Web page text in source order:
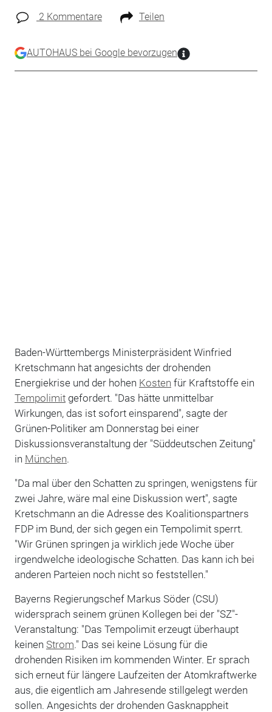
2 Kommentare Teilen
AUTOHAUS bei Google bevorzugen
Baden-Württembergs Ministerpräsident Winfried
Kretschmann hat angesichts der drohenden
Energiekrise und der hohen Kosten für Kraftstoffe ein
Tempolimitgefordert. "Das hätte unmittelbar
Wirkungen, das ist sofort einsparend", sagte der
Grünen-Politiker am Donnerstag bei einer
Diskussionsveranstaltung der "Süddeutschen Zeitung"
in München.
"Da mal über den Schatten zu springen, wenigstens für
zwei Jahre, wäre mal eine Diskussion wert", sagte
Kretschmann an die Adresse des Koalitionspartners
FDP im Bund, der sich gegen ein Tempolimit sperrt.
"Wir Grünen springen ja wirklich jede Woche über
irgendwelche ideologische Schatten. Das kann ich bei
anderen Parteien noch nicht so feststellen."
Bayerns Regierungschef Markus Söder (CSU)
widersprach seinem grünen Kollegen bei der "SZ"-
Veranstaltung: "Das Tempolimit erzeugt überhaupt
keinen Strom." Das sei keine Lösung für die
drohenden Risiken im kommenden Winter. Er sprach
sich erneut für längere Laufzeiten der Atomkraftwerke
aus, die eigentlich am Jahresende stillgelegt werden
sollen. Angesichts der drohenden Gasknappheit